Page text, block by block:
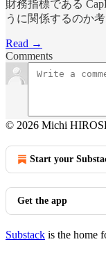
財務指標である
うに関係するのか考
Read →
Comments
© 2026 Michi
Start your
Get the app
Substack is the home